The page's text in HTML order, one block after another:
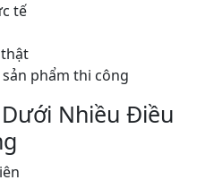
tế
phẩm thi công
Nhiều Điều